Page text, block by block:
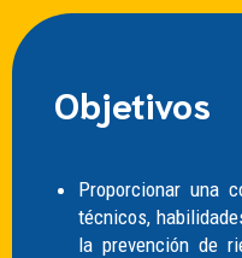
Objetivos
Proporcionar una
técnicos,
la prevención de